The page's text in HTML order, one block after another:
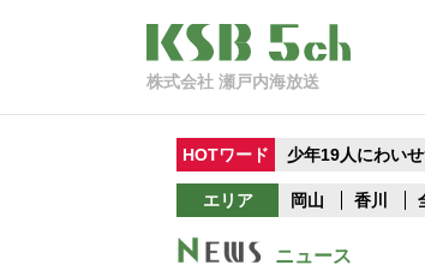
株式会社 瀬戸内海放送
HOTワード 少年19人にわい
エリア 岡山 香川
ニュース